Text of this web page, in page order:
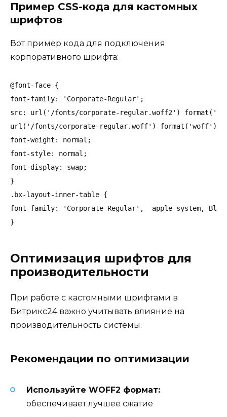
Пример CSS-кода для кастомных
шрифтов
Вот пример кода для подключения
корпоративного шрифта:
@font-face {
font-family: 'Corporate-Regular';
src: url('/fonts/corporate-regular.woff2')
url('/fonts/corporate-regular.woff') format('woff');
font-weight: normal;
font-style: normal;
font-display: swap;
}
.bx-layout-inner-table {
font-family: 'Corporate-Regular', -apple-system,
Оптимизация шрифтов для
производительности
При работе с кастомными шрифтами в
Битрикс24 важно учитывать влияние на
производительность системы.
Рекомендации по оптимизации
Используйте WOFF2 формат:
обеспечивает лучшее сжатие